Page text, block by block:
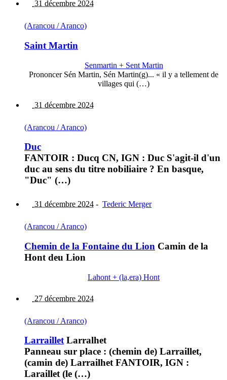
31 décembre 2024
(Arancou / Aranco)
Saint Martin
Senmartin + Sent Martin
Prononcer Sén Martin, Sén Martin(g)... « il y a tellement de
villages qui (…)
31 décembre 2024
(Arancou / Aranco)
Duc
FANTOIR : Ducq CN, IGN : Duc S'agit-il d'un
duc au sens du titre nobiliaire ? En basque,
"Duc" (…)
31 décembre 2024 - Tederic Merger
(Arancou / Aranco)
Chemin de la Fontaine du Lion Camin de la
Hont deu Lion
Lahont + (la,era) Hont
27 décembre 2024
(Arancou / Aranco)
LarrailletLarralhet
Panneau sur place : (chemin de) Larraillet,
(camin de) Larrailhet FANTOIR, IGN :
Laraillet (le (…)